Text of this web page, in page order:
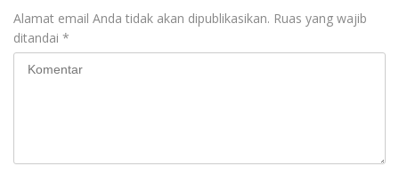
Alamat email Anda tidak akan dipublikasikan. Ruas yang wajib
ditandai *